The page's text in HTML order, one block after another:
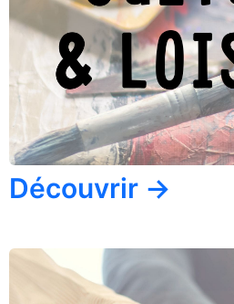
Découvrir →